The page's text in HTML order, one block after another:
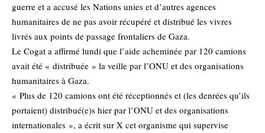
guerre et a accusé les Nations unies et d’autres agences
humanitaires de ne pas avoir récupéré et distribué les vivres
livrés aux points de passage frontaliers de Gaza.
Le Cogat a affirmé lundi que l’aide acheminée par 120 camions
avait été « distribuée » la veille par l’ONU et des organisations
humanitaires à Gaza.
« Plus de 120 camions ont été réceptionnés et (les denrées qu’ils
portaient) distribué(e)s hier par l’ONU et des organisations
internationales », a écrit sur X cet organisme qui supervise